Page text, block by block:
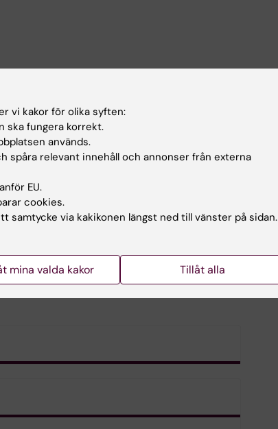
vi kakor för olika syften:
ska fungera korrekt.
används.
spåra relevant innehåll och annonser från externa
EU.
cookies.
samtycke via kakikonen längst ned till vänster på sidan.
mina valda kakor Tillåt alla